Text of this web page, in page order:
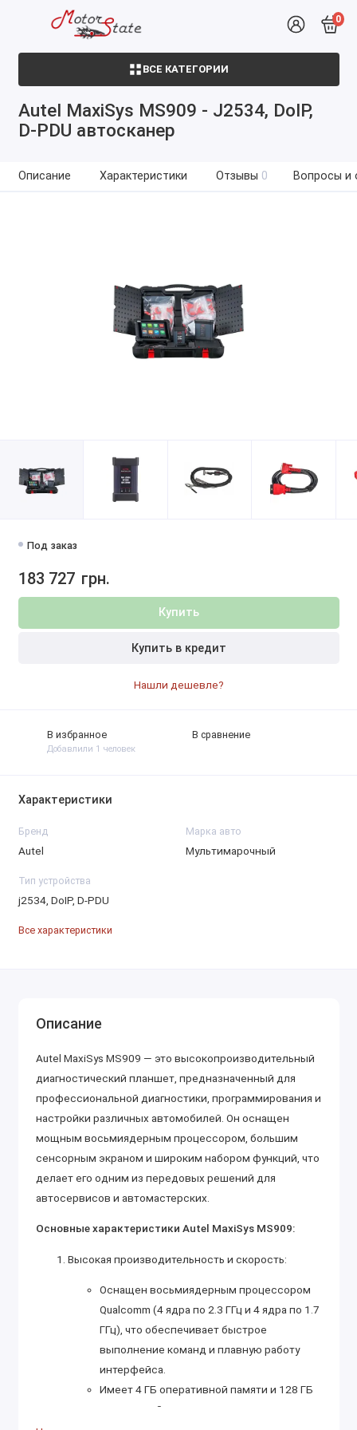
0
ВСЕ КАТЕГОРИИ
Autel MaxiSys MS909 - J2534, DoIP,
D-PDU автосканер
Описание Характеристики Отзывы 0 Вопросы и
Под заказ
183 727 грн.
Купить
Купить в кредит
Нашли дешевле?
В избранное
Добавлили 1 человек
В сравнение
Характеристики
Бренд
Autel
Марка авто
Мультимарочный
Тип устройства
j2534, DoIP, D-PDU
Все характеристики
Описание
Autel MaxiSys MS909 — это высокопроизводительный
диагностический планшет, предназначенный для
профессиональной диагностики, программирования и
настройки различных автомобилей. Он оснащен
мощным восьмиядерным процессором, большим
сенсорным экраном и широким набором функций, что
делает его одним из передовых решений для
автосервисов и автомастерских.
Основные характеристики Autel MaxiSys MS909:
Высокая производительность и скорость:
Оснащен восьмиядерным процессором
Qualcomm (4 ядра по 2.3 ГГц и 4 ядра по 1.7
ГГц), что обеспечивает быстрое
выполнение команд и плавную работу
интерфейса.
Имеет 4 ГБ оперативной памяти и 128 ГБ
встроенной памяти для хранения данных